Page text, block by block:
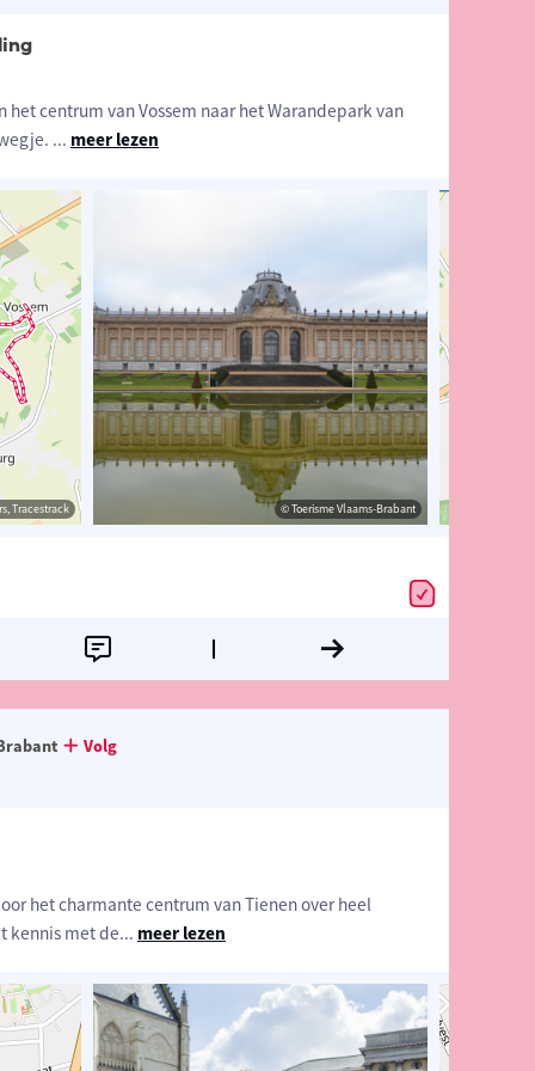
© ©Toerisme Vlaams-Brabant/Lander Loeckx
centrum van Vossem naar het Warandepark van
... meer lezen
Tracestrack © Toerisme Vlaams-Brabant
Volg
het charmante centrum van Tienen over heel
kennis met de... meer lezen